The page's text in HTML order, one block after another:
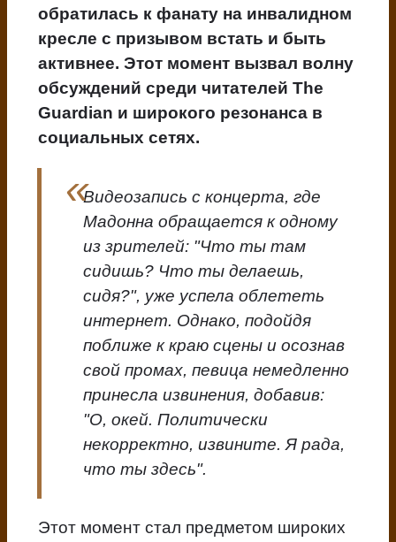
обратилась к фанату на инвалидном
кресле с призывом встать и быть
активнее. Этот момент вызвал волну
обсуждений среди читателей The
Guardian и широкого резонанса в
социальных сетях.
Видеозапись с концерта, где
Мадонна обращается к одному
из зрителей: "Что ты там
сидишь? Что ты делаешь,
сидя?", уже успела облететь
интернет. Однако, подойдя
поближе к краю сцены и осознав
свой промах, певица немедленно
принесла извинения, добавив:
"О, окей. Политически
некорректно, извините. Я рада,
что ты здесь".
Этот момент стал предметом широких